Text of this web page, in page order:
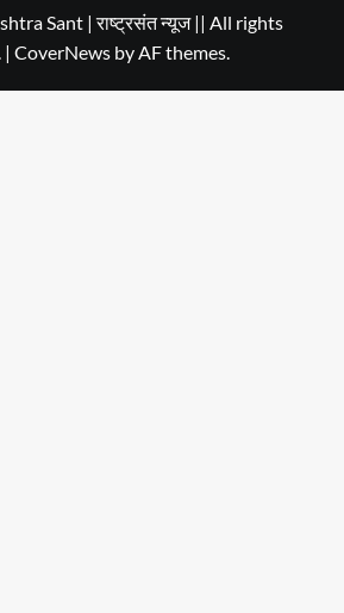
in
Dehradun
Sant | राष्ट्रसंत न्यूज || All rights
| CoverNewsby AF themes.